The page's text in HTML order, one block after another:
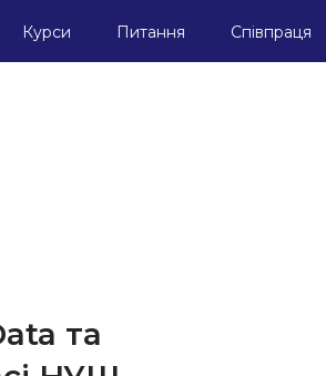
Курси Питання Співпраця
та